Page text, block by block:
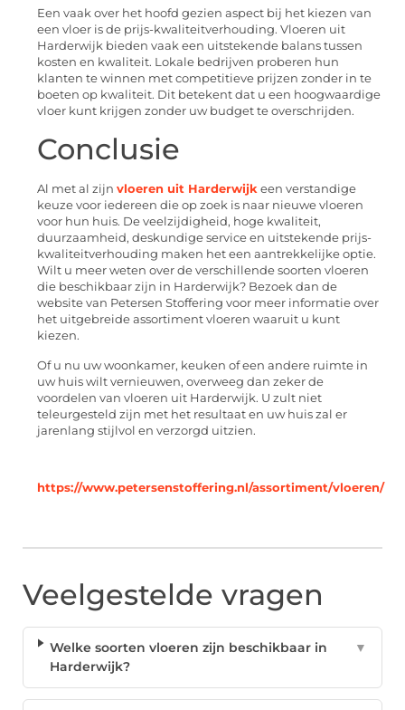
Een vaak over het hoofd gezien aspect bij het kiezen van
een vloer is de prijs-kwaliteitverhouding. Vloeren uit
Harderwijk bieden vaak een uitstekende balans tussen
kosten en kwaliteit. Lokale bedrijven proberen hun
klanten te winnen met competitieve prijzen zonder in te
boeten op kwaliteit. Dit betekent dat u een hoogwaardige
vloer kunt krijgen zonder uw budget te overschrijden.
Conclusie
Al met al zijn vloeren uit Harderwijk een verstandige
keuze voor iedereen die op zoek is naar nieuwe vloeren
voor hun huis. De veelzijdigheid, hoge kwaliteit,
duurzaamheid, deskundige service en uitstekende prijs-
kwaliteitverhouding maken het een aantrekkelijke optie.
Wilt u meer weten over de verschillende soorten vloeren
die beschikbaar zijn in Harderwijk? Bezoek dan de
website van Petersen Stoffering voor meer informatie over
het uitgebreide assortiment vloeren waaruit u kunt
kiezen.
Of u nu uw woonkamer, keuken of een andere ruimte in
uw huis wilt vernieuwen, overweeg dan zeker de
voordelen van vloeren uit Harderwijk. U zult niet
teleurgesteld zijn met het resultaat en uw huis zal er
jarenlang stijlvol en verzorgd uitzien.
https://www.petersenstoffering.nl/assortiment/vloeren/
Veelgestelde vragen
Welke soorten vloeren zijn beschikbaar in
Harderwijk?
▼